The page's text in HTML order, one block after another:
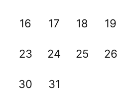
16 17 18 19
23 24 25 26
30 31